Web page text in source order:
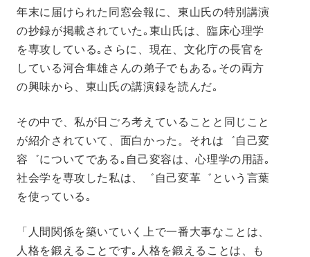
年末に届けられた同窓会報に、東山氏の特別講演
の抄録が掲載されていた｡東山氏は、臨床心理学
を専攻している｡さらに、現在、文化庁の長官を
している河合隼雄さんの弟子でもある｡その両方
の興味から、東山氏の講演録を読んだ｡
その中で、私が日ごろ考えていることと同じこと
が紹介されていて、面白かった。それは゛自己変
容゛についてである｡自己変容は、心理学の用語｡
社会学を専攻した私は、゛自己変革゛という言葉
を使っている｡
「人間関係を築いていく上で一番大事なことは、
人格を鍛えることです｡人格を鍛えることは、も